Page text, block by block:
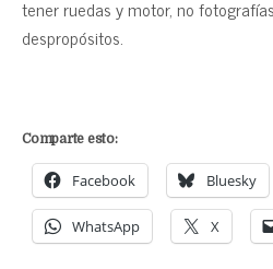
tener ruedas y motor, no
despropósitos.
Comparte esto:
Facebook Bluesky
WhatsApp X